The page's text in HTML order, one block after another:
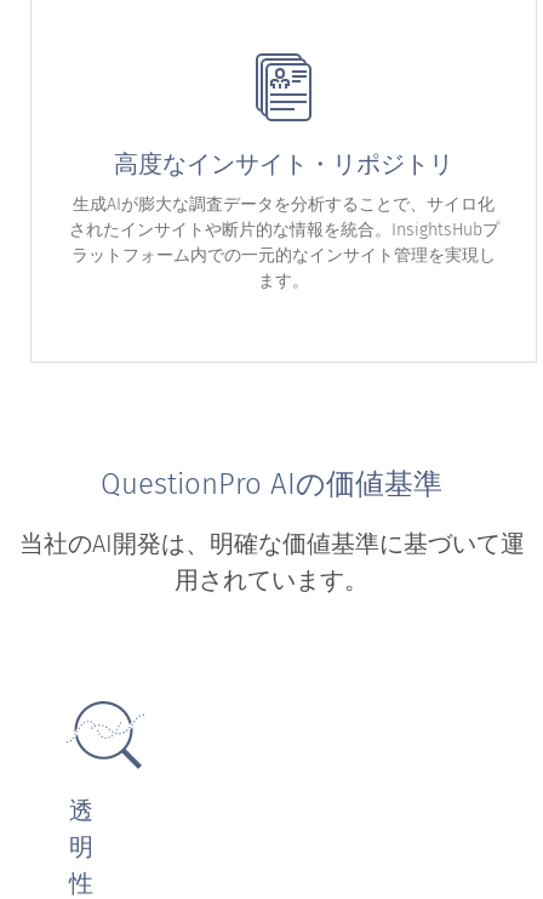
高度なインサイト・リポジトリ
生成AIが膨大な調査データを分析することで、サイロ化
されたインサイトや断片的な情報を統合。InsightsHubプ
ラットフォーム内での一元的なインサイト管理を実現し
ます。
QuestionPro AIの価値基準
当社のAI開発は、明確な価値基準に基づいて運
用されています。
透
明
性